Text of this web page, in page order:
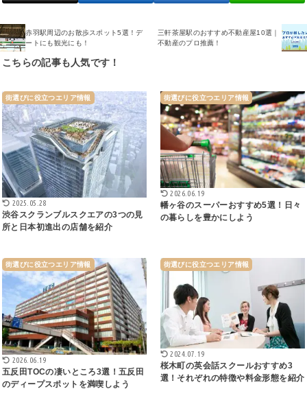
赤羽駅周辺のお散歩スポット5選！デ
ートにも観光にも！
三軒茶屋駅のおすすめ不動産屋10選｜
不動産のプロ推薦！
こちらの記事も人気です！
街選びに役立つエリア情報
2025.05.28
渋谷スクランブルスクエアの3つの見
所と日本初進出の店舗を紹介
街選びに役立つエリア情報
2026.06.19
幡ヶ谷のスーパーおすすめ5選！日々
の暮らしを豊かにしよう
街選びに役立つエリア情報
2026.06.19
五反田TOCの凄いところ3選！五反田
のディープスポットを満喫しよう
街選びに役立つエリア情報
2024.07.19
桜木町の英会話スクールおすすめ3
選！それぞれの特徴や料金形態を紹介